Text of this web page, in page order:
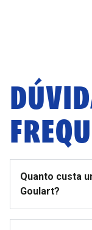
Quanto custa
Goulart?